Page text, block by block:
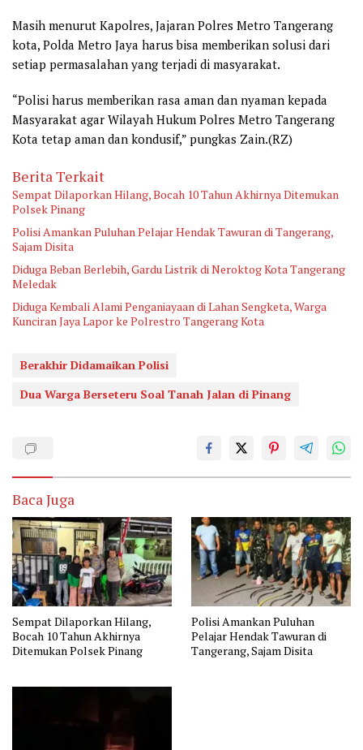
Masih menurut Kapolres, Jajaran Polres Metro Tangerang
kota, Polda Metro Jaya harus bisa memberikan solusi dari
setiap permasalahan yang terjadi di masyarakat.
“Polisi harus memberikan rasa aman dan nyaman kepada
Masyarakat agar Wilayah Hukum Polres Metro Tangerang
Kota tetap aman dan kondusif,” pungkas Zain.(RZ)
Berita Terkait
Sempat Dilaporkan Hilang, Bocah 10 Tahun Akhirnya Ditemukan
Polsek Pinang
Polisi Amankan Puluhan Pelajar Hendak Tawuran di Tangerang,
Sajam Disita
Diduga Beban Berlebih, Gardu Listrik di Neroktog Kota Tangerang
Meledak
Diduga Kembali Alami Penganiayaan di Lahan Sengketa, Warga
Kunciran Jaya Lapor ke Polrestro Tangerang Kota
Berakhir Didamaikan Polisi
Dua Warga Berseteru Soal Tanah Jalan di Pinang
Baca Juga
Sempat Dilaporkan Hilang,
Bocah 10 Tahun Akhirnya
Ditemukan Polsek Pinang
Polisi Amankan Puluhan
Pelajar Hendak Tawuran di
Tangerang, Sajam Disita